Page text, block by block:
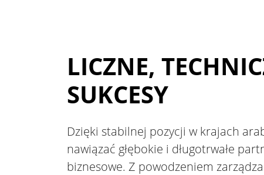
LICZNE,
SUKCESY
Dzięki stabilnej pozycji w krajach
nawiązać głębokie i długotrwałe
biznesowe. Z powodzeniem